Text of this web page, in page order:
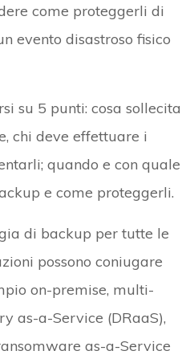
come proteggerli di
evento disastroso fisico
su 5 punti: cosa sollecita
chi deve effettuare i
quando e con quale
e come proteggerli.
di backup per tutte le
possono coniugare
on-premise, multi-
as-a-Service (DRaaS),
as-a-Service